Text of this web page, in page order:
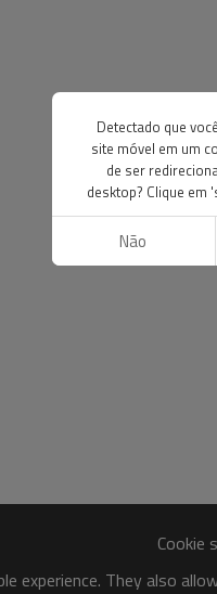
Cookie
experience. They also
Detectado que
site móvel em um
de ser
desktop? Clique
Não